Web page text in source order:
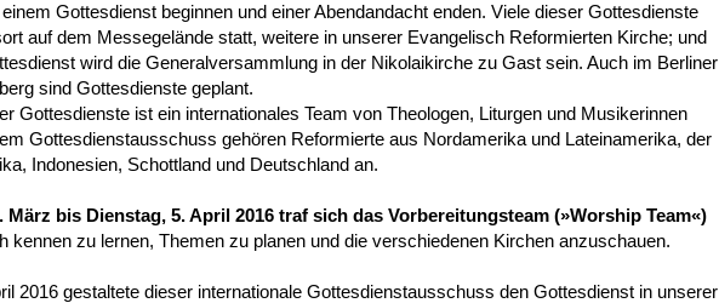
Gottesdienst beginnen und einer Abendandacht enden. Viele dieser Gottesdienste
auf dem Messegelände statt, weitere in unserer Evangelisch Reformierten Kirche; und
wird die Generalversammlung in der Nikolaikirche zu Gast sein. Auch im Berliner
sind Gottesdienste geplant.
Gottesdienste ist ein internationales Team von Theologen, Liturgen und Musikerinnen
Gottesdienstausschuss gehören Reformierte aus Nordamerika und Lateinamerika, der
Indonesien, Schottland und Deutschland an.
März bis Dienstag, 5. April 2016 traf sich das Vorbereitungsteam (»Worship Team«)
kennen zu lernen, Themen zu planen und die verschiedenen Kirchen anzuschauen.
2016 gestaltete dieser internationale Gottesdienstausschuss den Gottesdienst in unserer